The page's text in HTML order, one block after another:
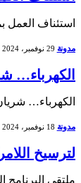
استئناف
مدونة 29 نوفمبر، 2024
الكهرباء…
الكهرباء…
مدونة 18 نوفمبر، 2024
لترسيخ
ملتقى